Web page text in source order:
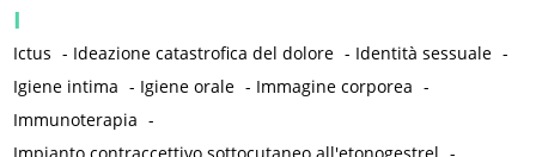
I
Ictus - Ideazione catastrofica del dolore - Identità sessuale -
Igiene intima - Igiene orale - Immagine corporea -
Immunoterapia -